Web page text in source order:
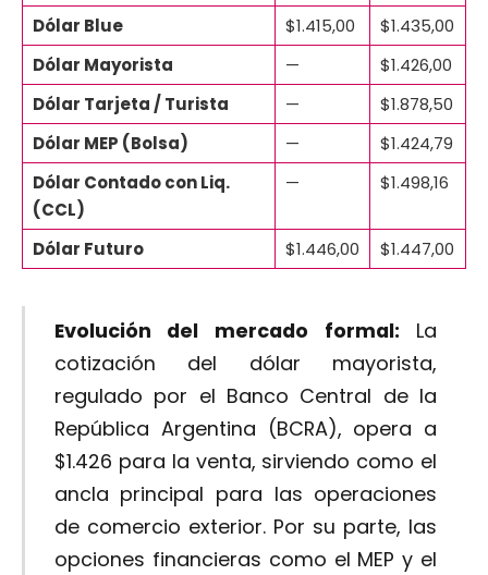
Dólar Blue
$1.415,00
$1.435,00
Dólar Mayorista
—
$1.426,00
Dólar Tarjeta / Turista
—
$1.878,50
Dólar MEP (Bolsa)
—
$1.424,79
Dólar Contado con Liq.
(CCL)
— $1.498,16
Dólar Futuro $1.446,00 $1.447,00
Evolución del mercado formal: La
cotización del dólar mayorista,
regulado por el Banco Central de la
República Argentina (BCRA), opera a
$1.426 para la venta, sirviendo como el
ancla principal para las operaciones
de comercio exterior. Por su parte, las
opciones financieras como el MEP y el